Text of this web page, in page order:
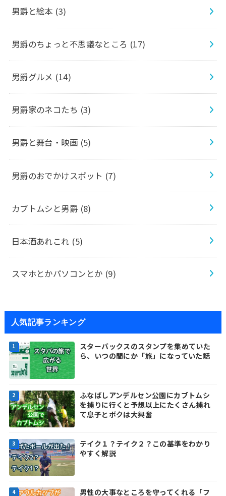
男爵と絵本 (3)
男爵のちょっと不思議なところ (17)
男爵グルメ (14)
男爵家のネコたち (3)
男爵と舞台・映画 (5)
男爵のおでかけスポット (7)
カブトムシと男爵 (8)
日本酒あれこれ (5)
スマホとかパソコンとか (9)
人気記事ランキング
スターバックスのスタンプを集めていた
ら、いつの間にか「旅」になっていた話
ふなばしアンデルセン公園にカブトムシ
を捕りに行くと予想以上にたくさん捕れ
て息子とボクは大興奮
テイク１？テイク２？この基準をわかり
やすく解説
男性の大事なところを守ってくれる「フ